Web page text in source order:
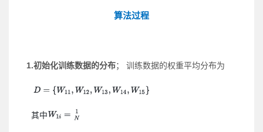
算法过程
1.初始化训练数据的分布； 训练数据的权重平均分布为
其中